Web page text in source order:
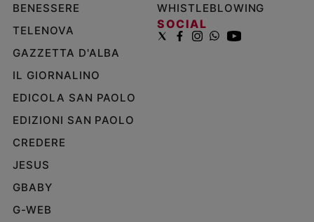
BENESSERE
TELENOVA
GAZZETTA D'ALBA
IL GIORNALINO
EDICOLA SAN PAOLO
EDIZIONI SAN PAOLO
CREDERE
JESUS
GBABY
G-WEB
WHISTLEBLOWING
SOCIAL